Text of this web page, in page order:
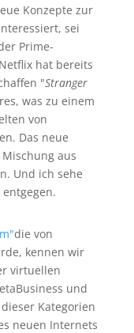
Konzepte zur
sei
Prime-
hat bereits
"Stranger
was zu einem
von
Das neue
aus
Und ich sehe
die von
kennen wir
virtuellen
und
Kategorien
neuen Internets